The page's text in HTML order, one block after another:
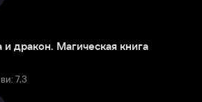
и дракон. Магическая книга
7,3